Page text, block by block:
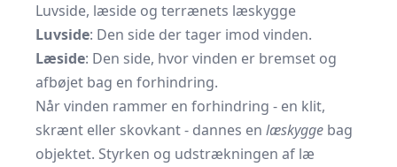
Luvside, læside og terrænets læskygge
Luvside: Den side der tager imod vinden.
Læside: Den side, hvor vinden er bremset og
afbøjet bag en forhindring.
Når vinden rammer en forhindring - en klit,
skrænt eller skovkant - dannes en læskygge bag
objek­tet. Styrken og udstrækningen af læ